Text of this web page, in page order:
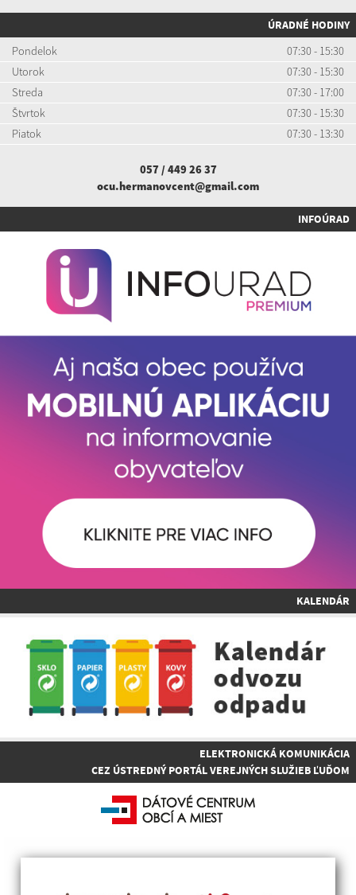
ÚRADNÉ HODINY
Pondelok
07:30 - 15:30
Utorok
07:30 - 15:30
Streda
07:30 - 17:00
Štvrtok
07:30 - 15:30
Piatok
07:30 - 13:30
057 / 449 26 37
ocu.hermanovcent@gmail.com
INFOÚRAD
KALENDÁR
ELEKTRONICKÁ KOMUNIKÁCIA
CEZ ÚSTREDNÝ PORTÁL VEREJNÝCH SLUŽIEB ĽUĎOM